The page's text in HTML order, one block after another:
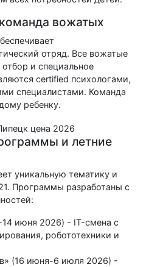
вожатых
отряд. Все вожатые
и специальное
certified психологами,
специалистами. Команда
ребенку.
и летние
уникальную тематику и
Программы разработаны с
14 июня 2026) - IT-смена с
робототехники и
(16 июня-6 июля 2026) -